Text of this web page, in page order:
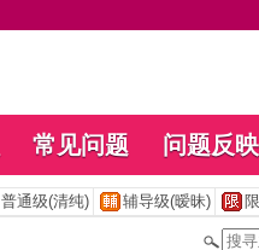
常见问题 问题反映
普通级(清纯) 辅导级(暧昧)